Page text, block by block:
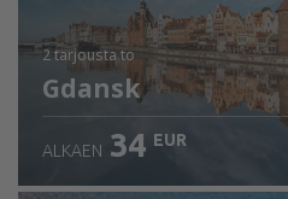
2 tarjousta to
Gdansk
ALKAEN 34 EUR